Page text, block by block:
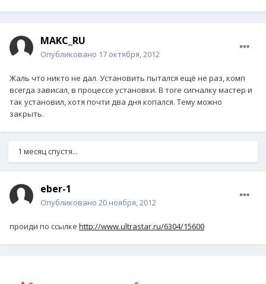
MAKC_RU
Опубликовано 17 октября, 2012
Жаль что никто не дал. Установить пытался ещё не раз, комп
всегда зависал, в процессе установки. В тоге сигналку мастер и
так установил, хотя почти два дня копался. Тему можно
закрыть.
1 месяц спустя...
eber-1
Опубликовано 20 ноября, 2012
проиди по ссылке http://www.ultrastar.ru/6304/15600